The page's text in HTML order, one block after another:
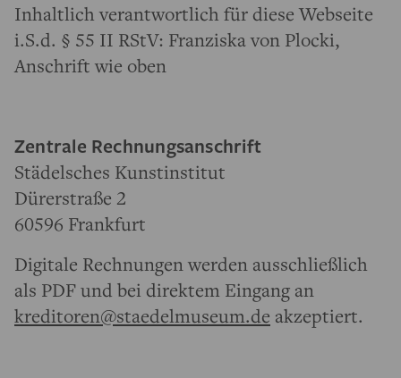
Inhaltlich verantwortlich für diese Webseite
i.S.d. § 55 II RStV: Franziska von Plocki,
Anschrift wie oben
Zentrale Rechnungsanschrift
Städelsches Kunstinstitut
Dürerstraße 2
60596 Frankfurt
Digitale Rechnungen werden ausschließlich
als PDF und bei direktem Eingang an
kreditoren@staedelmuseum.de akzeptiert.